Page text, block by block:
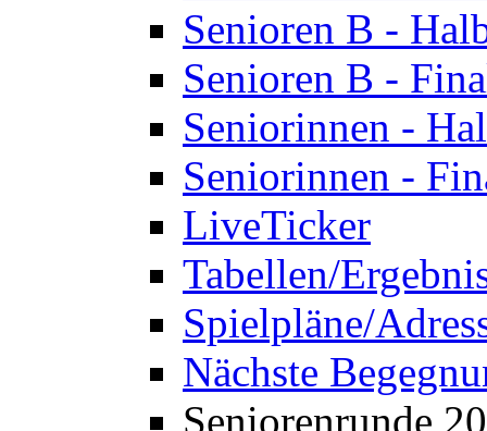
Senioren B -
Senioren B -
Seniorinnen -
Seniorinnen -
LiveTicker
Tabellen/
Spielpläne/
Nächste
Seniorenrunde